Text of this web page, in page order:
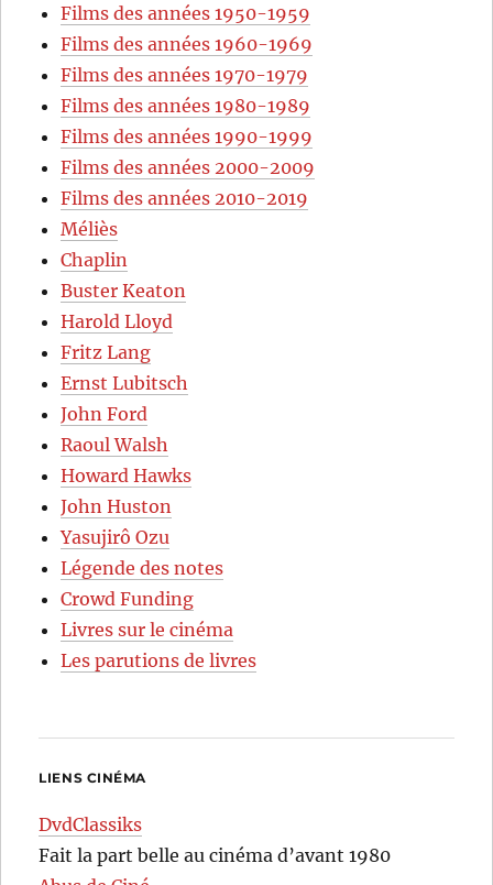
Films des années 1950-1959
Films des années 1960-1969
Films des années 1970-1979
Films des années 1980-1989
Films des années 1990-1999
Films des années 2000-2009
Films des années 2010-2019
Méliès
Chaplin
Buster Keaton
Harold Lloyd
Fritz Lang
Ernst Lubitsch
John Ford
Raoul Walsh
Howard Hawks
John Huston
Yasujirô Ozu
Légende des notes
Crowd Funding
Livres sur le cinéma
Les parutions de livres
LIENS CINÉMA
DvdClassiks
Fait la part belle au cinéma d’avant 1980